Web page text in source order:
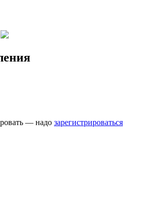
— надо зарегистрироваться